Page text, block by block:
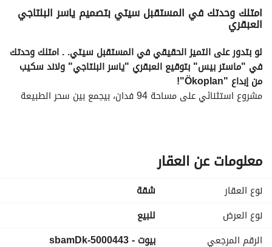
الاماكن القريبة
امتلك وحدتك في المستقبل سيتي بتصميم ياسر البلتاجي
العبقري
من إبداع "Ökoplan"!
المساحة: 145 متر مربع.
• التقسيمة: 3 غرف نوم.
• موعد الاستلام:
• حالة الوحدة:
أبرز مزايا المشروع (جودة حياة متكاملة):
• طبيعة خضراء ومفتوحة:
2 حديقة مركزية، 10 حدائق مصغرة (Pocket gardens)،
معلومات عن العقار
نوع العقار
شقة
نوع العرض
للبيع
الرقم المرجعي
بيوت - 5000443-sbamDk